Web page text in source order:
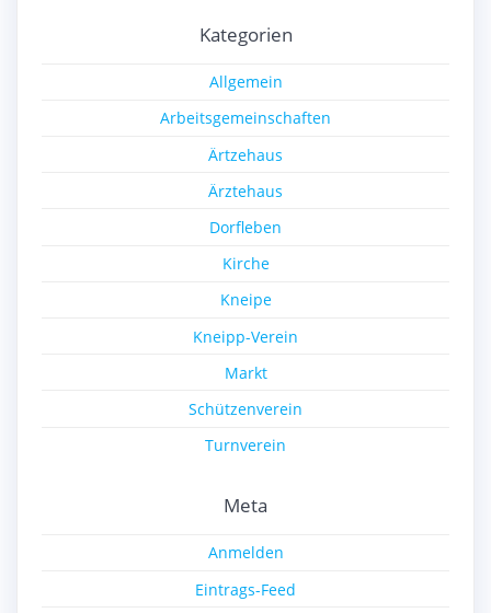
Kategorien
Allgemein
Arbeitsgemeinschaften
Ärtzehaus
Ärztehaus
Dorfleben
Kirche
Kneipe
Kneipp-Verein
Markt
Schützenverein
Turnverein
Meta
Anmelden
Eintrags-Feed